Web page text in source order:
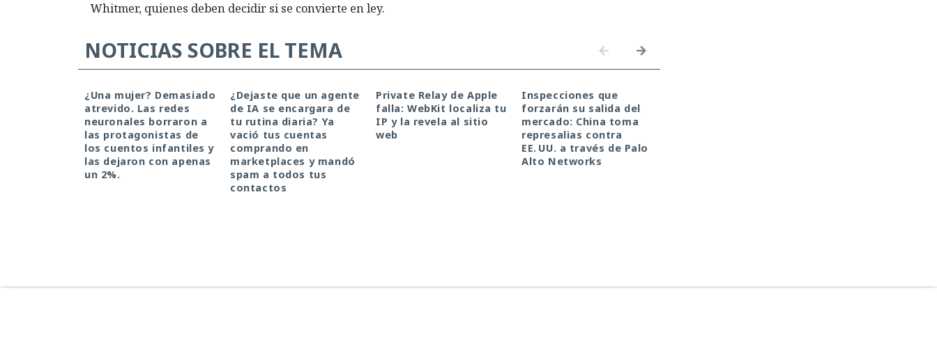
Whitmer, quienes deben decidir si se convierte en ley.
NOTICIAS SOBRE EL TEMA
¿Una mujer? Demasiado
atrevido. Las redes
neuronales borraron a
las protagonistas de
los cuentos infantiles y
las dejaron con apenas
un 2%.
¿Dejaste que un agente
de IA se encargara de
tu rutina diaria? Ya
vació tus cuentas
comprando en
marketplaces y mandó
spam a todos tus
contactos
Private Relay de Apple
falla: WebKit localiza tu
IP y la revela al sitio
web
Inspecciones que
forzarán su salida del
mercado: China toma
represalias contra
EE. UU. a través de Palo
Alto Networks